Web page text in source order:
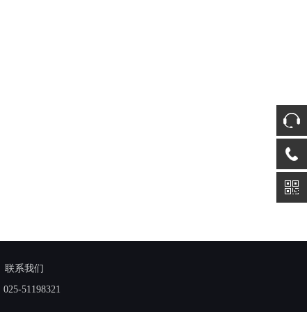
联系我们
025-51198321